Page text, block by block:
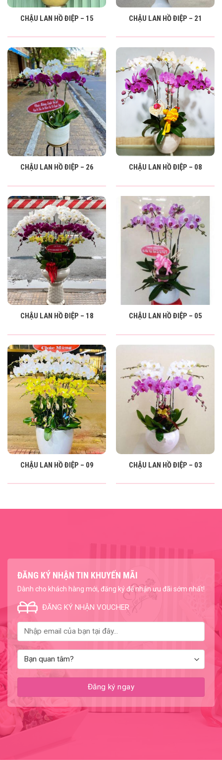
CHẬU LAN HỒ ĐIỆP – 15 CHẬU LAN HỒ ĐIỆP – 21
CHẬU LAN HỒ ĐIỆP – 26 CHẬU LAN HỒ ĐIỆP – 08
CHẬU LAN HỒ ĐIỆP – 18 CHẬU LAN HỒ ĐIỆP – 05
CHẬU LAN HỒ ĐIỆP – 09 CHẬU LAN HỒ ĐIỆP – 03
ĐĂNG KÝ NHẬN TIN KHUYẾN MÃI
Dành cho khách hàng mới, đăng ký để nhận ưu đãi sớm nhất!
ĐĂNG KÝ NHẬN VOUCHER